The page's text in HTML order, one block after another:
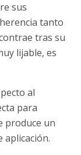
sus
tanto
tras su
lijable, es
al
para
produce un
aplicación.